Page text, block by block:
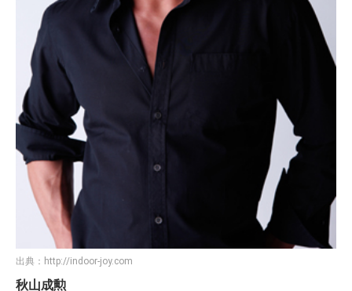
出典： http://indoor-joy.com
秋山成勲